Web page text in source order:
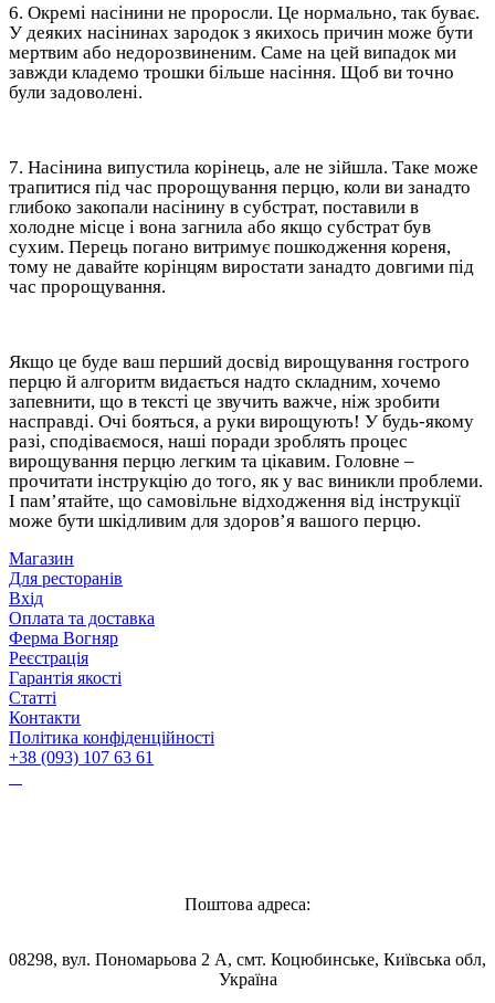
6. Окремі насінини не проросли. Це нормально, так буває.
У деяких насінинах зародок з якихось причин може бути
мертвим або недорозвиненим. Саме на цей випадок ми
завжди кладемо трошки більше насіння. Щоб ви точно
були задоволені.
7. Насінина випустила корінець, але не зійшла. Таке може
трапитися під час пророщування перцю, коли ви занадто
глибоко закопали насінину в субстрат, поставили в
холодне місце і вона загнила або якщо субстрат був
сухим. Перець погано витримує пошкодження кореня,
тому не давайте корінцям виростати занадто довгими під
час пророщування.
Якщо це буде ваш перший досвід вирощування гострого
перцю й алгоритм видається надто складним, хочемо
запевнити, що в тексті це звучить важче, ніж зробити
насправді. Очі бояться, а руки вирощують! У будь-якому
разі, сподіваємося, наші поради зроблять процес
вирощування перцю легким та цікавим. Головне –
прочитати інструкцію до того, як у вас виникли проблеми.
І пам’ятайте, що самовільне відходження від інструкції
може бути шкідливим для здоров’я вашого перцю.
Магазин
Для ресторанів
Вхід
Оплата та доставка
Ферма Вогняр
Реєстрація
Гарантія якості
Статті
Контакти
Політика конфіденційності
+38 (093) 107 63 61
Поштова адреса:
08298, вул. Пономарьова 2 А, смт. Коцюбинське, Київська обл,
Україна